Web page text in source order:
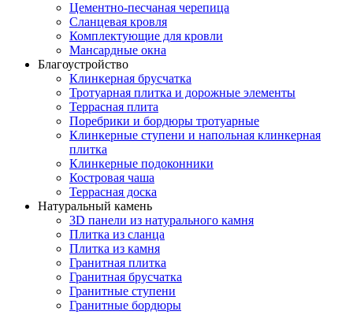
Цементно-песчаная черепица
Сланцевая кровля
Комплектующие для кровли
Мансардные окна
Благоустройство
Клинкерная брусчатка
Тротуарная плитка и дорожные элементы
Террасная плита
Поребрики и бордюры тротуарные
Клинкерные ступени и напольная клинкерная
плитка
Клинкерные подоконники
Костровая чаша
Террасная доска
Натуральный камень
3D панели из натурального камня
Плитка из сланца
Плитка из камня
Гранитная плитка
Гранитная брусчатка
Гранитные ступени
Гранитные бордюры